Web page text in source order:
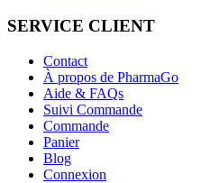
SERVICE CLIENT
Contact
À propos de PharmaGo
Aide & FAQs
Suivi Commande
Commande
Panier
Blog
Connexion